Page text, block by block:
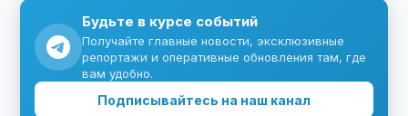
Будьте в курсе событий
Получайте главные новости, эксклюзивные
репортажи и оперативные обновления там, где
вам удобно.
Подписывайтесь на наш канал